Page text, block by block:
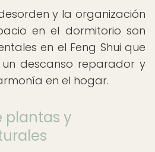
y la organización
en el dormitorio son
en el Feng Shui que
descanso reparador y
en el hogar.
plantas y